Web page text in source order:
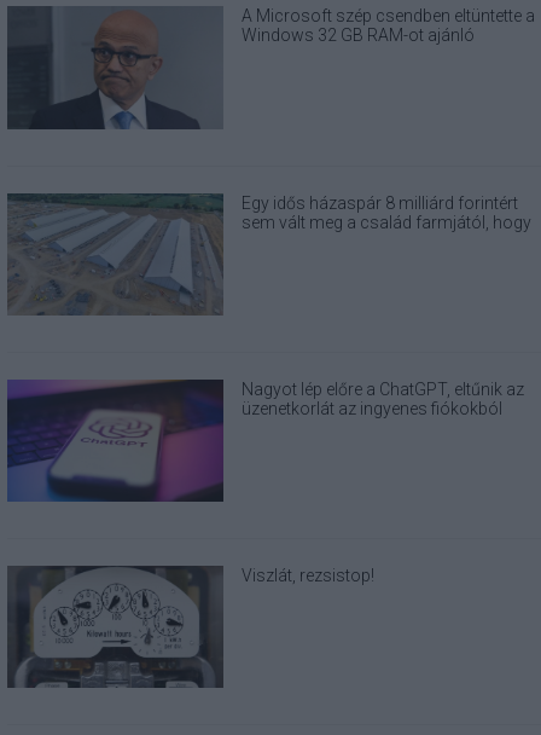
A Microsoft szép csendben eltüntette a
Windows 32 GB RAM-ot ajánló
Egy idős házaspár 8 milliárd forintért
sem vált meg a család farmjától, hogy
Nagyot lép előre a ChatGPT, eltűnik az
üzenetkorlát az ingyenes fiókokból
Viszlát, rezsistop!